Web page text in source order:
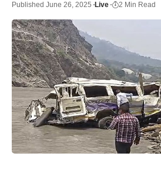
Published June 26, 2025 Live 2 Min Read